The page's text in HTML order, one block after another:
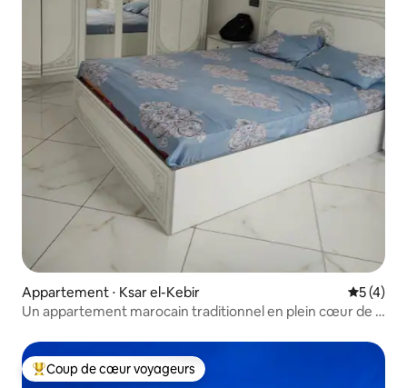
Appartement ⋅ Ksar el-Kebir
5 (4)
Un appartement marocain traditionnel en plein cœur de la
Coups de cœur voyageurs les plus appréciés
Coup de cœur voyageurs